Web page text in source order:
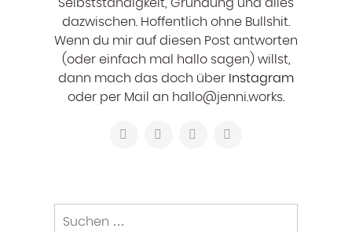
Selbstständigkeit, Gründung und alles
dazwischen. Hoffentlich ohne Bullshit.
Wenn du mir auf diesen Post antworten
(oder einfach mal hallo sagen) willst,
dann mach das doch über Instagram
oder per Mail an hallo@jenni.works.